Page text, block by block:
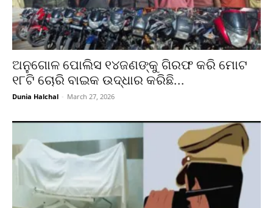
ଅନୁଗୋଳ ପୋଲିସ ୧୪ଜଣଙ୍କୁ ଗିରଫ କରି ମୋଟ
୧୮ଟି ଚୋରି ବାଇକ ଉଦ୍ଧାର କରିଛି...
Dunia Halchal - March 27, 2026